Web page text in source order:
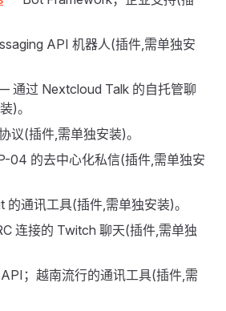
API 机器人(插件,需单独安
通过 Nextcloud Talk 的自托管聊
)。
议(插件,需单独安装)。
04 的去中心化私信(插件,需单独安
通讯工具(插件,需单独安装)。
连接的 Twitch 聊天(插件,需单独
；越南流行的通讯工具(插件,需